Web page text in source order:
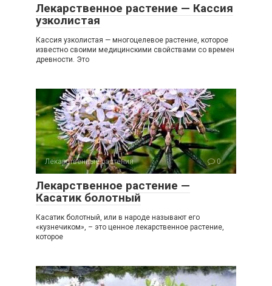
Лекарственное растение — Кассия
узколистая
Кассия узколистая — многоцелевое растение, которое
известно своими медицинскими свойствами со времен
древности. Это
Лекарственные растения 0
Лекарственное растение —
Касатик болотный
Касатик болотный, или в народе называют его
«кузнечиком», – это ценное лекарственное растение,
которое